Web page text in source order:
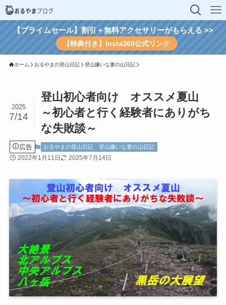
【プライムセール】割引＋無料アクセサリーがもらえる >>
【特典付き】Insta360公式リンク
ホーム おるやまの登山日記 登山嫌いな妻の山日記
登山初心者向け オススメ夏山
～初心者と行く経験者にありがち
な失敗談～
2025
7/14
広告 おるやまの登山日記 登山嫌いな妻の山日記
2022年1月11日 2025年7月14日